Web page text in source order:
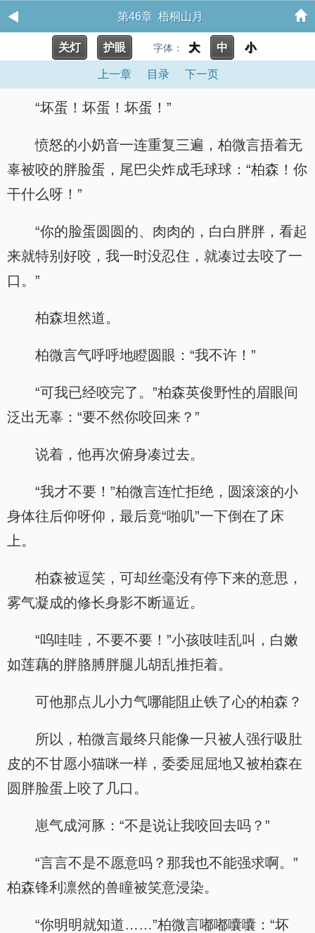
第46章 梧桐山月
关灯 护眼 字体： 大 中 小
上一章 目录 下一页
“坏蛋！坏蛋！坏蛋！”
愤怒的小奶音一连重复三遍，柏微言捂着无
辜被咬的胖脸蛋，尾巴尖炸成毛球球：“柏森！你
干什么呀！”
“你的脸蛋圆圆的、肉肉的，白白胖胖，看起
来就特别好咬，我一时没忍住，就凑过去咬了一
口。”
柏森坦然道。
柏微言气呼呼地瞪圆眼：“我不许！”
“可我已经咬完了。”柏森英俊野性的眉眼间
泛出无辜：“要不然你咬回来？”
说着，他再次俯身凑过去。
“我才不要！”柏微言连忙拒绝，圆滚滚的小
身体往后仰呀仰，最后竟“啪叽”一下倒在了床
上。
柏森被逗笑，可却丝毫没有停下来的意思，
雾气凝成的修长身影不断逼近。
“呜哇哇，不要不要！”小孩吱哇乱叫，白嫩
如莲藕的胖胳膊胖腿儿胡乱推拒着。
可他那点儿小力气哪能阻止铁了心的柏森？
所以，柏微言最终只能像一只被人强行吸肚
皮的不甘愿小猫咪一样，委委屈屈地又被柏森在
圆胖脸蛋上咬了几口。
崽气成河豚：“不是说让我咬回去吗？”
“言言不是不愿意吗？那我也不能强求啊。”
柏森锋利凛然的兽瞳被笑意浸染。
“你明明就知道……”柏微言嘟嘟囔囔：“坏